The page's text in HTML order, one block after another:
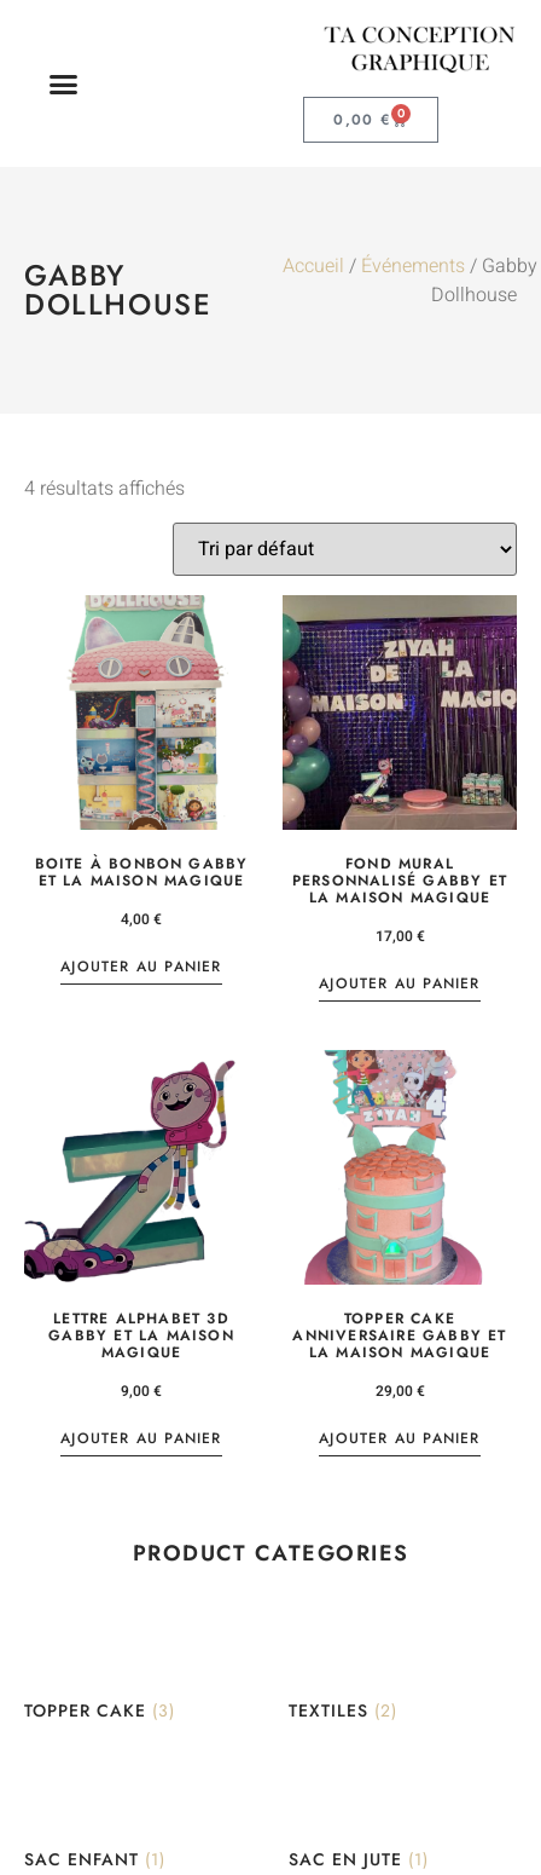
0,00 € 0
GABBY
DOLLHOUSE
Accueil / Événements/ Gabby
Dollhouse
PRODUCT CATEGORIES
TOPPER CAKE (3) TEXTILES (2)
SAC ENFANT (1) SAC EN JUTE (1)
4 résultats affichés
BOITE À BONBON GABBY
ET LA MAISON MAGIQUE
4,00€
AJOUTER AU PANIER
FOND MURAL
PERSONNALISÉ GABBY ET
LA MAISON MAGIQUE
17,00€
AJOUTER AU PANIER
LETTRE ALPHABET 3D
GABBY ET LA MAISON
MAGIQUE
9,00€
AJOUTER AU PANIER
TOPPER CAKE
ANNIVERSAIRE GABBY ET
LA MAISON MAGIQUE
29,00€
AJOUTER AU PANIER